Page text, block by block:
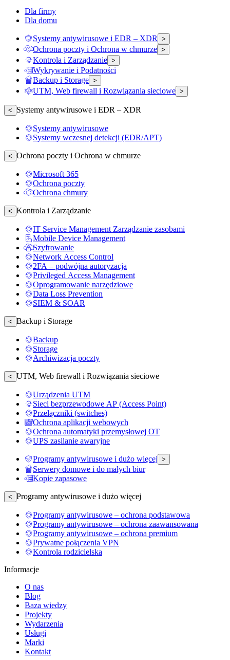
Dla firmy
Dla domu
Systemy antywirusowe i EDR – XDR >
Ochrona poczty i Ochrona w chmurze >
Kontrola i Zarządzanie >
Wykrywanie i Podatności
Backup i Storage >
UTM, Web firewall i Rozwiązania sieciowe >
< Systemy antywirusowe i EDR – XDR
Systemy antywirusowe
Systemy wczesnej detekcji (EDR/APT)
< Ochrona poczty i Ochrona w chmurze
Microsoft 365
Ochrona poczty
Ochrona chmury
< Kontrola i Zarządzanie
IT Service Management Zarządzanie zasobami
Mobile Device Management
Szyfrowanie
Network Access Control
2FA – podwójna autoryzacja
Privileged Access Management
Oprogramowanie narzędziowe
Data Loss Prevention
SIEM & SOAR
< Backup i Storage
Backup
Storage
Archiwizacja poczty
< UTM, Web firewall i Rozwiązania sieciowe
Urządzenia UTM
Sieci bezprzewodowe AP (Access Point)
Przełączniki (switches)
Ochrona aplikacji webowych
Ochrona automatyki przemysłowej OT
UPS zasilanie awaryjne
Programy antywirusowe i dużo więcej >
Serwery domowe i do małych biur
Kopie zapasowe
< Programy antywirusowe i dużo więcej
Programy antywirusowe – ochrona podstawowa
Programy antywirusowe – ochrona zaawansowana
Programy antywirusowe – ochrona premium
Prywatne połączenia VPN
Kontrola rodzicielska
Informacje
O nas
Blog
Baza wiedzy
Projekty
Wydarzenia
Usługi
Marki
Kontakt